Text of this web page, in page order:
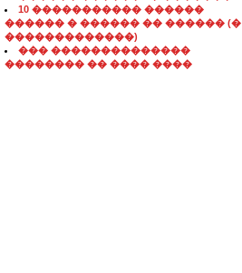
10 ����������� ������
������ � ������ �� ������ (�
�������������)
��� ��������������
�������� �� ���� ����